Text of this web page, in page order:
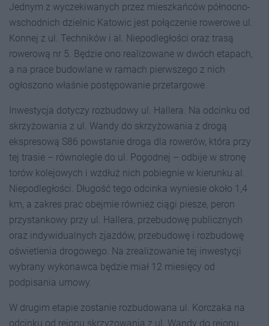
Jednym z wyczekiwanych przez mieszkańców północno-
wschodnich dzielnic Katowic jest połączenie rowerowe ul.
Konnej z ul. Techników i al. Niepodległości oraz trasą
rowerową nr 5. Będzie ono realizowane w dwóch etapach,
a na prace budowlane w ramach pierwszego z nich
ogłoszono właśnie postępowanie przetargowe.
Inwestycja dotyczy rozbudowy ul. Hallera. Na odcinku od
skrzyżowania z ul. Wandy do skrzyżowania z drogą
ekspresową S86 powstanie droga dla rowerów, która przy
tej trasie – równolegle do ul. Pogodnej – odbije w stronę
torów kolejowych i wzdłuż nich pobiegnie w kierunku al.
Niepodległości. Długość tego odcinka wyniesie około 1,4
km, a zakres prac obejmie również ciągi piesze, peron
przystankowy przy ul. Hallera, przebudowę publicznych
oraz indywidualnych zjazdów, przebudowę i rozbudowę
oświetlenia drogowego. Na zrealizowanie tej inwestycji
wybrany wykonawca będzie miał 12 miesięcy od
podpisania umowy.
W drugim etapie zostanie rozbudowana ul. Korczaka na
odcinku od rejonu skrzyżowania z ul. Wandy do rejonu